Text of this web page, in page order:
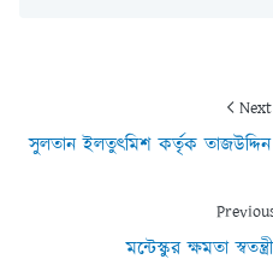
সুলতান ইলতুৎমিশ কর্তৃক
মন্টেস্কুর ক্ষমতা